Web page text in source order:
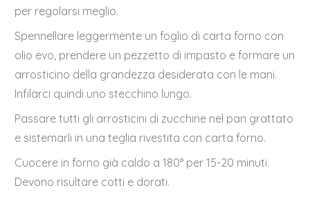
per regolarsi meglio.
Spennellare leggermente un foglio di carta forno con
olio evo, prendere un pezzetto di impasto e formare un
arrosticino della grandezza desiderata con le mani.
Infilarci quindi uno stecchino lungo.
Passare tutti gli arrosticini di zucchine nel pan grattato
e sistemarli in una teglia rivestita con carta forno.
Cuocere in forno già caldo a 180° per 15-20 minuti.
Devono risultare cotti e dorati.